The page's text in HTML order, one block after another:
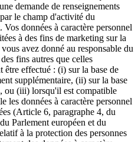
demande de renseignements
le champ d'activité du
données à caractère personnel
à des fins de marketing sur la
avez donné au responsable du
fins autres que celles
être effectué : (i) sur la base de
supplémentaire, (ii) sur la base
ou (iii) lorsqu'il est compatible
les données à caractère personnel
(Article 6, paragraphe 4, du
Parlement européen et du
à la protection des personnes